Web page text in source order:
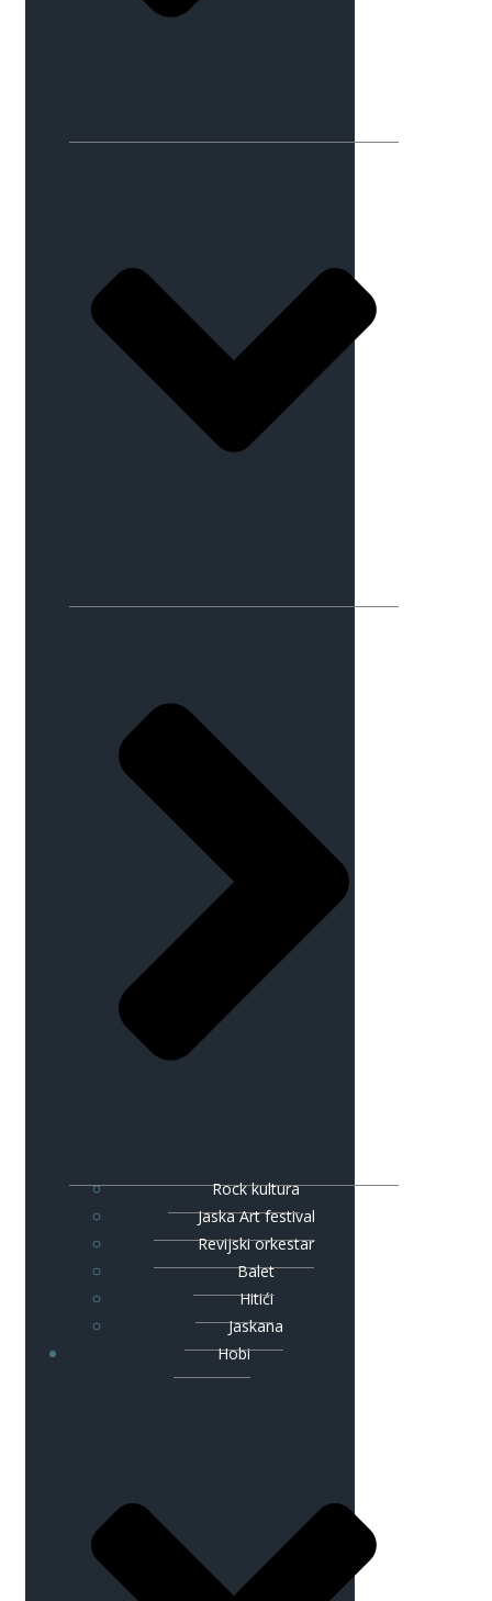
Rock kultura
Jaska Art festival
Revijski orkestar
Balet
Hitići
Jaskana
Hobi